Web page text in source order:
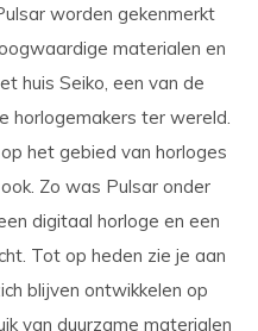
worden gekenmerkt
materialen en
huis Seiko, een van de
horlogemakers ter wereld.
het gebied van horloges
Zo was Pulsar onder
digitaal horloge en een
Tot op heden zie je aan
blijven ontwikkelen op
van duurzame materialen